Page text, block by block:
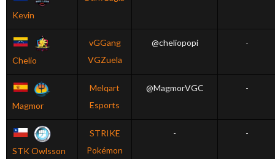
Kevin
Chelio
vGGang
VGZuela
@cheliopopi -
Magmor
Melqart
Esports
@MagmorVGC -
STK Owlsson
STRIKE
Pokémon
- -